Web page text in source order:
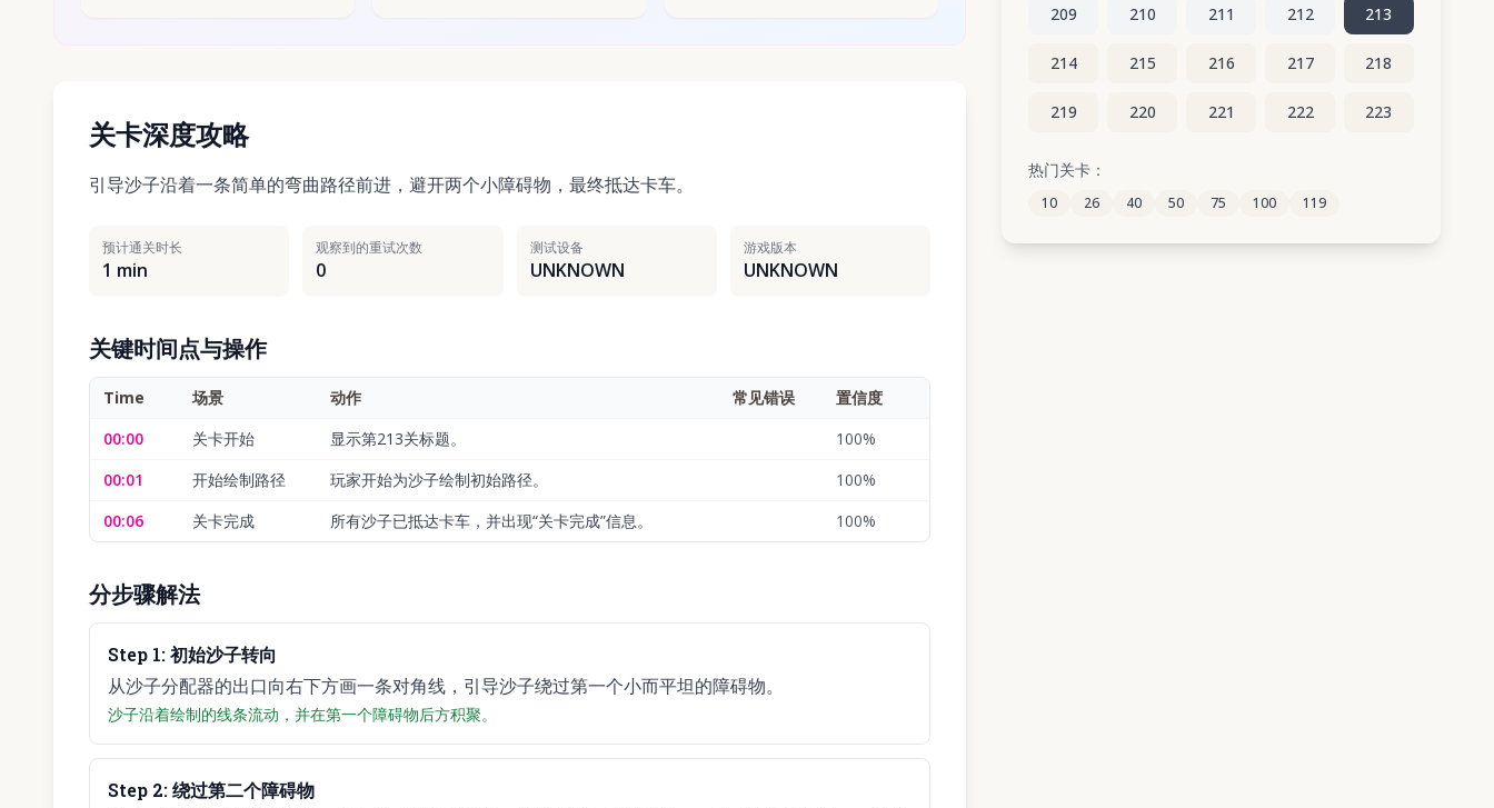
关卡深度攻略
引导沙子沿着一条简单的弯曲路径前进，避开两个小障碍物，最终抵达卡车。
预计通关时长
1 min
观察到的重试次数
0
测试设备
UNKNOWN
游戏版本
UNKNOWN
关键时间点与操作
Time 场景 动作 常见错误
置信度
00:00
关卡开始 显示第213关标题。 100%
00:01
开始绘制路径 玩家开始为沙子绘制初始路径。 100%
00:06
关卡完成 所有沙子已抵达卡车，并出现“关卡完成”信息。 100%
分步骤解法
Step 1:初始沙子转向
从沙子分配器的出口向右下方画一条对角线，引导沙子绕过第一个小而平坦的障碍物。
沙子沿着绘制的线条流动，并在第一个障碍物后方积聚。
Step 2:绕过第二个障碍物
209 210 211 212 213
214 215 216 217 218
219 220 221 222 223
224
229 230 231 232
热门关卡：
10 26 40 50 75 100 119